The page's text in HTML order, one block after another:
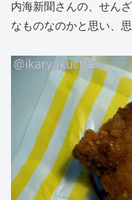
内海新聞さんの、せん
なものなのかと思い、